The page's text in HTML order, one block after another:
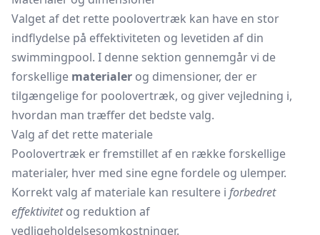
Valget af det rette poolovertræk kan have en stor
indflydelse på effektiviteten og levetiden af din
swimmingpool. I denne sektion gennemgår vi de
forskellige materialer og dimensioner, der er
tilgængelige for poolovertræk, og giver vejledning i,
hvordan man træffer det bedste valg.
Valg af det rette materiale
Poolovertræk er fremstillet af en række forskellige
materialer, hver med sine egne fordele og ulemper.
Korrekt valg af materiale kan resultere i forbedret
effektivitetog reduktion af
vedligeholdelsesomkostninger.